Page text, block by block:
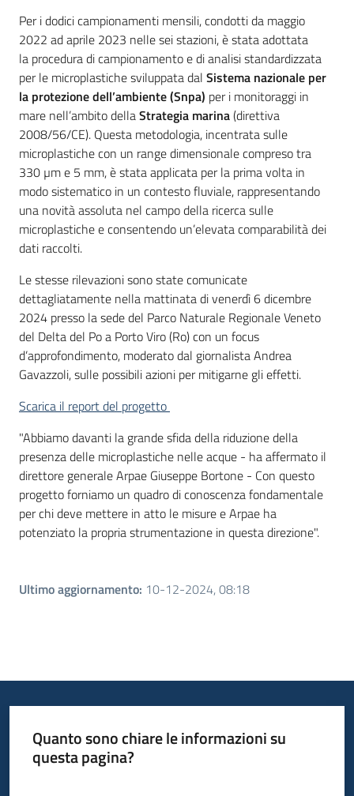
Per i dodici campionamenti mensili, condotti da maggio
2022 ad aprile 2023 nelle sei stazioni, è stata adottata
la procedura di campionamento e di analisi standardizzata
per le microplastiche sviluppata dal Sistema nazionale per
la protezione dell’ambiente (Snpa) per i monitoraggi in
mare nell’ambito dellaStrategia marina(direttiva
2008/56/CE). Questa metodologia, incentrata sulle
microplastiche con un range dimensionale compreso tra
330 µm e 5 mm, è stata applicata per la prima volta in
modo sistematico in un contesto fluviale, rappresentando
una novità assoluta nel campo della ricerca sulle
microplastiche e consentendo un’elevata comparabilità dei
dati raccolti.
Le stesse rilevazioni sono state comunicate
dettagliatamente nella mattinata di venerdì 6 dicembre
2024 presso la sede del Parco Naturale Regionale Veneto
del Delta del Po a Porto Viro (Ro) con un focus
d’approfondimento, moderato dal giornalista Andrea
Gavazzoli, sulle possibili azioni per mitigarne gli effetti.
Scarica il report del progetto
"Abbiamo davanti la grande sfida della riduzione della
presenza delle microplastiche nelle acque - ha affermato il
direttore generale Arpae Giuseppe Bortone - Con questo
progetto forniamo un quadro di conoscenza fondamentale
per chi deve mettere in atto le misure e Arpae ha
potenziato la propria strumentazione in questa direzione".
Ultimo aggiornamento: 10-12-2024, 08:18
Quanto sono chiare le informazioni su
questa pagina?